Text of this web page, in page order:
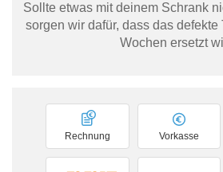
Sollte etwas mit deinem Schrank
sorgen wir dafür, dass das
Wochen ersetzt
Vorkasse
Rechnung